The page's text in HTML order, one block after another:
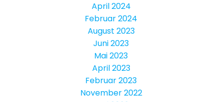
April 2024
Februar 2024
August 2023
Juni 2023
Mai 2023
April 2023
Februar 2023
November 2022